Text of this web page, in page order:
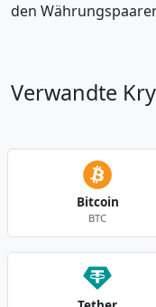
den
Verwandte
Bitcoin
BTC